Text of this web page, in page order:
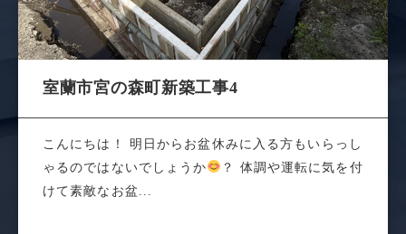
室蘭市宮の森町新築工事4
こんにちは！ 明日からお盆休みに入る方もいらっし
ゃるのではないでしょうか
？ 体調や運転に気を付
けて素敵なお盆...